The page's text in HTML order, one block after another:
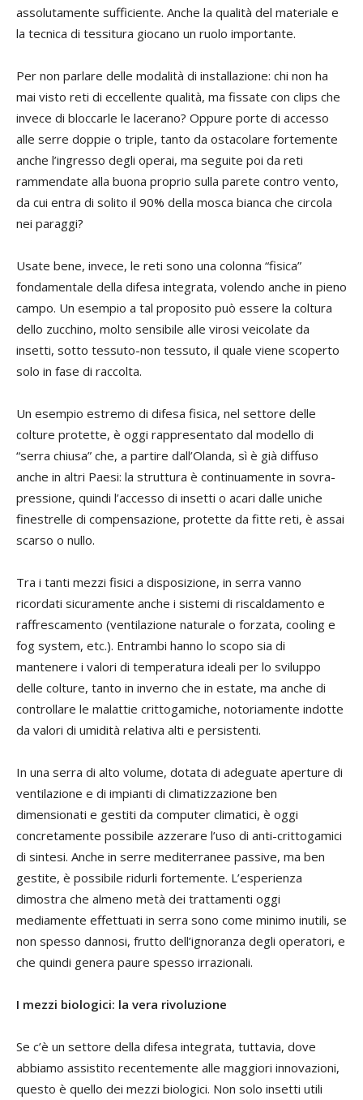
assolutamente sufficiente. Anche la qualità del materiale e
la tecnica di tessitura giocano un ruolo importante.
Per non parlare delle modalità di installazione: chi non ha
mai visto reti di eccellente qualità, ma fissate con clips che
invece di bloccarle le lacerano? Oppure porte di accesso
alle serre doppie o triple, tanto da ostacolare fortemente
anche l’ingresso degli operai, ma seguite poi da reti
rammendate alla buona proprio sulla parete contro vento,
da cui entra di solito il 90% della mosca bianca che circola
nei paraggi?
Usate bene, invece, le reti sono una colonna “fisica”
fondamentale della difesa integrata, volendo anche in pieno
campo. Un esempio a tal proposito può essere la coltura
dello zucchino, molto sensibile alle virosi veicolate da
insetti, sotto tessuto-non tessuto, il quale viene scoperto
solo in fase di raccolta.
Un esempio estremo di difesa fisica, nel settore delle
colture protette, è oggi rappresentato dal modello di
“serra chiusa” che, a partire dall’Olanda, sì è già diffuso
anche in altri Paesi: la struttura è continuamente in sovra-
pressione, quindi l’accesso di insetti o acari dalle uniche
finestrelle di compensazione, protette da fitte reti, è assai
scarso o nullo.
Tra i tanti mezzi fisici a disposizione, in serra vanno
ricordati sicuramente anche i sistemi di riscaldamento e
raffrescamento (ventilazione naturale o forzata, cooling e
fog system, etc.). Entrambi hanno lo scopo sia di
mantenere i valori di temperatura ideali per lo sviluppo
delle colture, tanto in inverno che in estate, ma anche di
controllare le malattie crittogamiche, notoriamente indotte
da valori di umidità relativa alti e persistenti.
In una serra di alto volume, dotata di adeguate aperture di
ventilazione e di impianti di climatizzazione ben
dimensionati e gestiti da computer climatici, è oggi
concretamente possibile azzerare l’uso di anti-crittogamici
di sintesi. Anche in serre mediterranee passive, ma ben
gestite, è possibile ridurli fortemente. L’esperienza
dimostra che almeno metà dei trattamenti oggi
mediamente effettuati in serra sono come minimo inutili, se
non spesso dannosi, frutto dell’ignoranza degli operatori, e
che quindi genera paure spesso irrazionali.
I mezzi biologici: la vera rivoluzione
Se c’è un settore della difesa integrata, tuttavia, dove
abbiamo assistito recentemente alle maggiori innovazioni,
questo è quello dei mezzi biologici. Non solo insetti utili